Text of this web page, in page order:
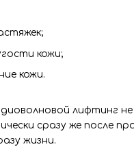
кожи;
кожи.
лифтинг
сразу же после
жизни.